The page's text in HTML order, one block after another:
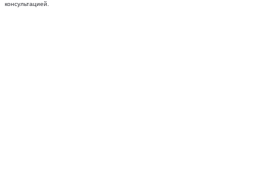
консультацией.